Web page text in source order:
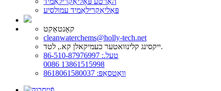
פּאָליאַקרילאַמיד עמולסיע
קאָנטאַקט
cleanwaterchems@holly-tech.net
ייקסינג קלינוואטער כעמיקאלן קא., לטד.
טעל.: 86-510-87976997
0086 13861515998
וואַטסאַפּ: 8618061580037